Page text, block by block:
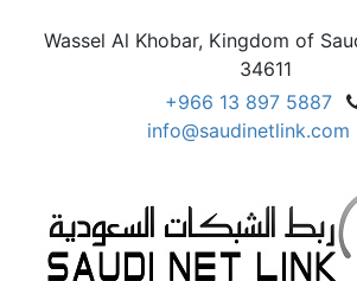
8046 Wassel Al Khobar, Kingdom of
34611
+966 13 897 5887
info@saudinetlink.com